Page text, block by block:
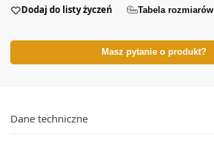
Dodaj do listy życzeń Tabela rozmiarów
Masz pytanie o produkt?
Dane techniczne